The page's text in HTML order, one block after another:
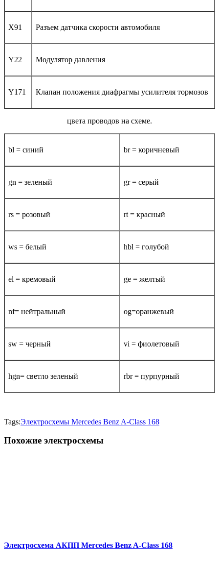
X91 Разъем датчика скорости автомобиля
Y22 Модулятор давления
Y171 Клапан положения диафрагмы усилителя тормозов
цвета проводов на схеме.
bl = синий br = коричневый
gn = зеленый gr = серый
rs = розовый rt = красный
ws = белый hbl = голубой
el = кремовый ge = желтый
nf= нейтральный og=оранжевый
sw = черный vi = фиолетовый
hgn= светло зеленый rbr = пурпурный
Tags:Электросхемы Mercedes Benz A-Class 168
Похожие электросхемы
Электросхема АКПП Mercedes Benz A-Class 168